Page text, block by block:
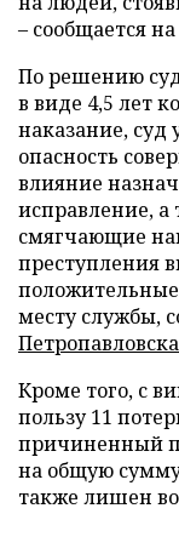
– сообщается на
По решению
в виде 4,5 лет
наказание, суд
опасность
влияние
исправление, а
смягчающие
преступления
месту службы,
Кроме того, с
пользу 11
причиненный
на общую
также лишен